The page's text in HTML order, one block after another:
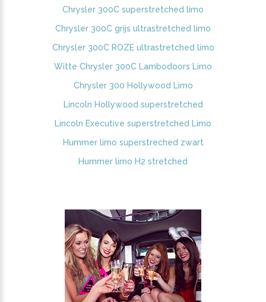
Chrysler 300C superstretched limo
Chrysler 300C grijs ultrastretched limo
Chrysler 300C ROZE ultrastretched limo
Witte Chrysler 300C Lambodoors Limo
Chrysler 300 Hollywood Limo
Lincoln Hollywood superstretched
Lincoln Executive superstretched Limo
Hummer limo superstreched zwart
Hummer limo H2 stretched